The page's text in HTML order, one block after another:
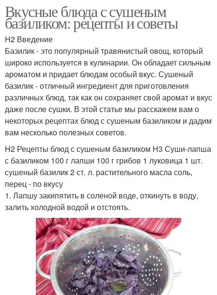
Вкусные блюда с сушеным
базиликом: рецепты и советы
H2 Введение
Базилик - это популярный травянистый овощ, который
широко используется в кулинарии. Он обладает сильным
ароматом и придает блюдам особый вкус. Сушеный
базилик - отличный ингредиент для приготовления
различных блюд, так как он сохраняет свой аромат и вкус
даже после сушки. В этой статье мы расскажем вам о
некоторых рецептах блюд с сушеным базиликом и дадим
вам несколько полезных советов.
H2 Рецепты блюд с сушеным базиликом H3 Суши-лапша
с базиликом 100 г лапши 100 г грибов 1 луковица 1 шт.
сушеный базилик 2 ст. л. растительного масла соль,
перец - по вкусу
1. Лапшу закипятить в соленой воде, откинуть в воду,
залить холодной водой и отстоять.